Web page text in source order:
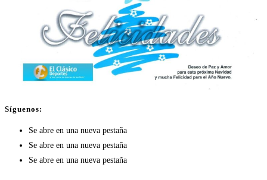
Síguenos:
Se abre en una nueva pestaña
Se abre en una nueva pestaña
Se abre en una nueva pestaña